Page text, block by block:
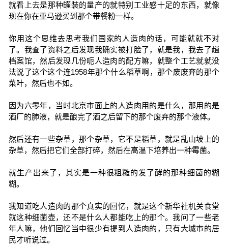
就看上去是那种罐装的量产的就特别工业感十足的东西，就像
现在你在亚马逊买到那个带餐粉一样。
你用这个思维去思考我们国家的人造肉的话，可能就就不对
了。我查了资料之后发现我确实被打脸了，就是我，我去了趟
档案馆，然后发现几份呃人造肉的配方嘛，就整个工艺就就没
法说了这个这个连1958年那个什么稻草啊，那个废废弃的那个
菜叶，然后也不如。
因为六零年，当时北京市面上的人造肉用的是什么，那用的是
酒厂的肺液，就是酿完了酒之后留下的那个废弃的那个液体。
然后还有一些杂草，那个杂草，它不是稻草，就是乱山坡上的
杂草，然后把它们全部打碎，然后在高温下培养出一种霉菌。
就生产出来了，其实是一种很粗糙的发了酵的那种细菌的糊
糊。
我知道吃人造肉的那个真实的回忆，就是这个新华社机关食堂
就这种细菌壶，还不是什么人都能吃上的那个。我问了一些老
年人嘛，他们回忆当中很少有提到人造肉的，只有大城市的居
民才听说过。